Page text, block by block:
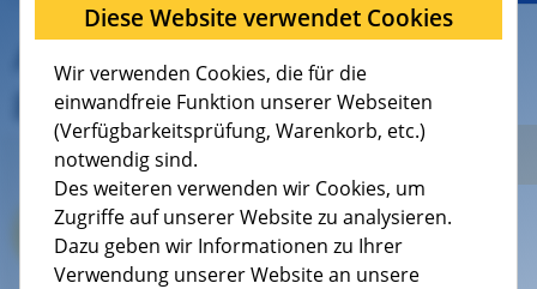
Diese Website verwendet Cookies
Wir verwenden Cookies, die für die
einwandfreie Funktion unserer Webseiten
(Verfügbarkeitsprüfung, Warenkorb, etc.)
notwendig sind.
Des weiteren verwenden wir Cookies, um
Zugriffe auf unserer Website zu analysieren.
Dazu geben wir Informationen zu Ihrer
Verwendung unserer Website an unsere
Antworten auf häufig
gestellte Fragen
Verfügbarkeit
Tarife
Support
Über uns
Jobs